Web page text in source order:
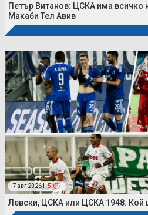
Петър Витанов: ЦСКА има
Макаби Тел Авив
7 авг 2026 | 5
Левски, ЦСКА или ЦСКА 1948: